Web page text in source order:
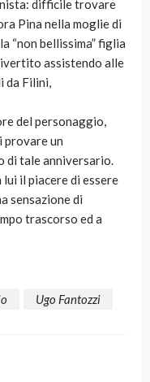
difficile trovare
Pina nella moglie di
“non bellissima” figlia
assistendo alle
da Filini,
del personaggio,
provare un
di tale anniversario.
il piacere di essere
sensazione di
trascorso ed a
Ugo Fantozzi